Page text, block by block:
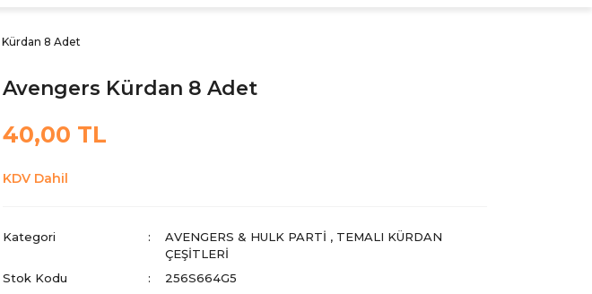
8 Adet
Avengers Kürdan 8 Adet
40,00 TL
KDV Dahil
Kategori AVENGERS & HULK PARTI , TEMALI KÜRDAN
ÇEŞITLERI
Stok Kodu
256S664G5